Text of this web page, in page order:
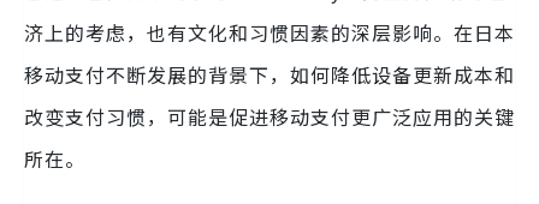
济上的考虑，也有文化和习惯因素的深层影响。在日本
移动支付不断发展的背景下，如何降低设备更新成本和
改变支付习惯，可能是促进移动支付更广泛应用的关键
所在。